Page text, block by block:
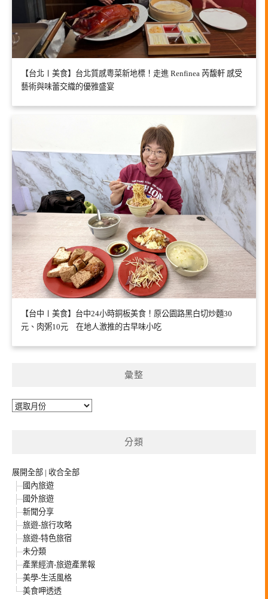
【台北〡美食】台北質感粵菜新地標！走進 Renfinea 芮馥軒 感受
藝術與味蕾交織的優雅盛宴
【台中〡美食】台中24小時銅板美食！原公園路黑白切炒麵30
元、肉粥10元 在地人激推的古早味小吃
彙整
彙
分類
展開全部 | 收合全部
國內旅遊
國外旅遊
新聞分享
旅遊-旅行攻略
旅遊-特色旅宿
未分類
產業經濟-旅遊產業報
美學-生活風格
美食呷透透